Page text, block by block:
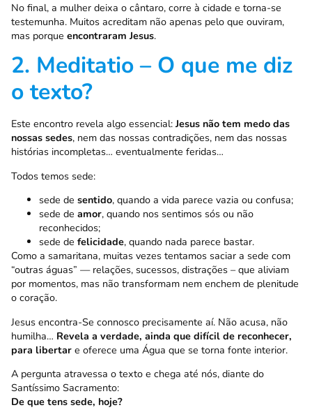
No final, a mulher deixa o cântaro, corre à cidade e torna-se
testemunha. Muitos acreditam não apenas pelo que ouviram,
mas porque encontraram Jesus.
2. Meditatio – O que me diz
o texto?
Este encontro revela algo essencial:Jesus não tem medo das
nossas sedes, nem das nossas contradições, nem das nossas
histórias incompletas… eventualmente feridas…
Todos temos sede:
sede de sentido, quando a vida parece vazia ou confusa;
sede de amor, quando nos sentimos sós ou não
reconhecidos;
sede de felicidade, quando nada parece bastar.
Como a samaritana, muitas vezes tentamos saciar a sede com
“outras águas” — relações, sucessos, distrações – que aliviam
por momentos, mas não transformam nem enchem de plenitude
o coração.
Jesus encontra-Se connosco precisamente aí. Não acusa, não
humilha… Revela a verdade, ainda que difícil de reconhecer,
para libertar e oferece uma Água que se torna fonte interior.
A pergunta atravessa o texto e chega até nós, diante do
Santíssimo Sacramento:
De que tens sede, hoje?